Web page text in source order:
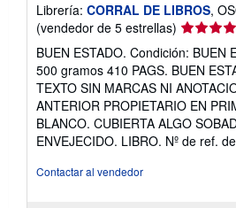
Librería: CORRAL DE LIBROS,
(vendedor de 5 estrellas)
del
vendedor:
5
de
5
estrellas
BUEN ESTADO. Condición: BUEN
500 gramos 410 PAGS. BUEN
TEXTO SIN MARCAS NI
ANTERIOR PROPIETARIO EN
BLANCO. CUBIERTA ALGO
ENVEJECIDO. LIBRO. Nº de ref.
Contactar al vendedor